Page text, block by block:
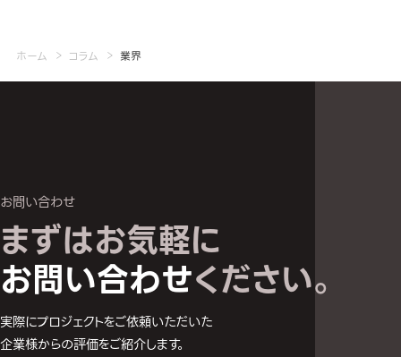
ホーム コラム 業界
お問い合わせ
まずはお気軽に
お問い合わせください。
実際にプロジェクトをご依頼いただいた
企業様からの評価をご紹介します。
お問い合わせへ